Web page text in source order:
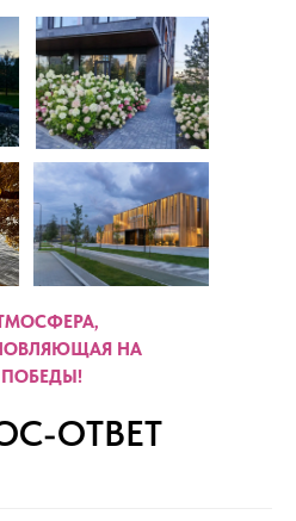
НА
ПОБЕДЫ!
ОТВЕТ